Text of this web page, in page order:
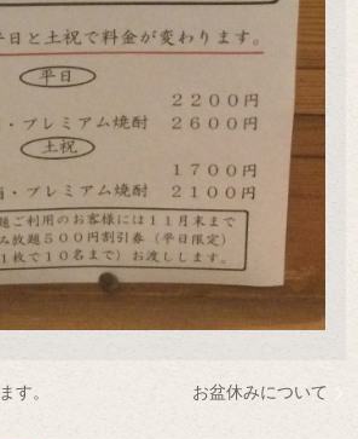
す。 お盆休みについて